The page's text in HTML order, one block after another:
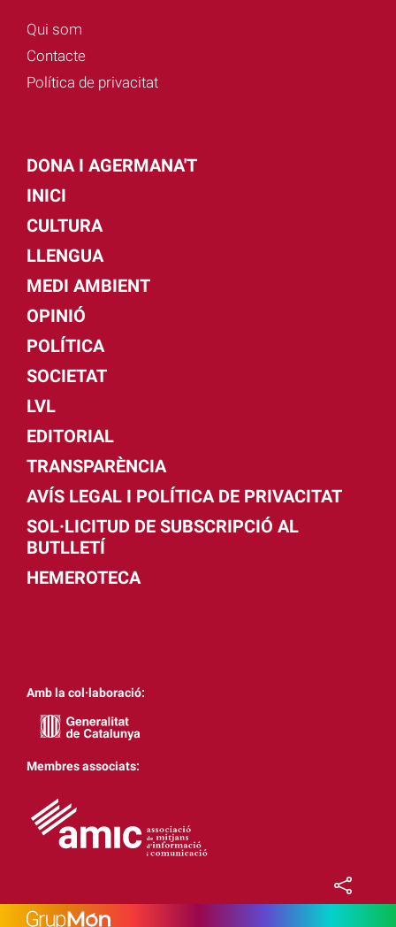
Qui som
Contacte
Política de privacitat
DONA I AGERMANA'T
INICI
CULTURA
LLENGUA
MEDI AMBIENT
OPINIÓ
POLÍTICA
SOCIETAT
LVL
EDITORIAL
TRANSPARÈNCIA
AVÍS LEGAL I POLÍTICA DE PRIVACITAT
SOL·LICITUD DE SUBSCRIPCIÓ AL
BUTLLETÍ
HEMEROTECA
Amb la col·laboració:
Membres associats: